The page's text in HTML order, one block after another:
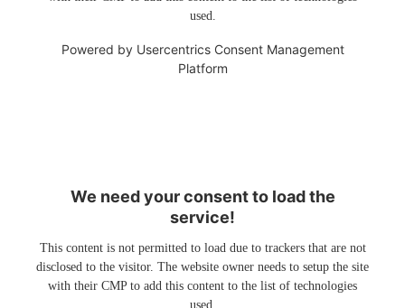
used.
Powered by Usercentrics Consent Management
Platform
We need your consent to load the
service!
This content is not permitted to load due to trackers that are not
disclosed to the visitor. The website owner needs to setup the site
with their CMP to add this content to the list of technologies
used.